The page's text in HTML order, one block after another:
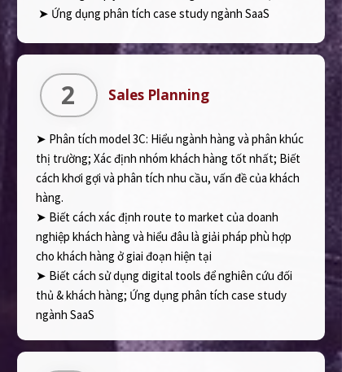
➤ Ứng dụng phân tích case study ngành SaaS
Sales Planning
➤ Phân tích model 3C: Hiểu ngành hàng và phân khúc
thị trường; Xác định nhóm khách hàng tốt nhất; Biết
cách khơi gợi và phân tích nhu cầu, vấn đề của khách
hàng.
➤ Biết cách xác định route to market của doanh
nghiệp khách hàng và hiểu đâu là giải pháp phù hợp
cho khách hàng ở giai đoạn hiện tại
➤ Biết cách sử dụng digital tools để nghiên cứu đối
thủ & khách hàng; Ứng dụng phân tích case study
ngành SaaS
2